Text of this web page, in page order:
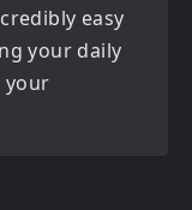
easy
your daily
your